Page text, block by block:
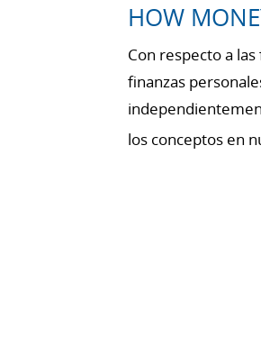
HOW
Con respecto a
finanzas
los conceptos en